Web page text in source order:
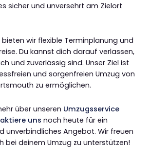
sicher und unversehrt am Zielort
wir flexible Terminplanung und
Du kannst dich darauf verlassen,
und zuverlässig sind. Unser Ziel ist
und sorgenfreien Umzug von
zu ermöglichen.
über unseren Umzugsservice
uns noch heute für ein
unverbindliches Angebot. Wir freuen
bei deinem Umzug zu unterstützen!